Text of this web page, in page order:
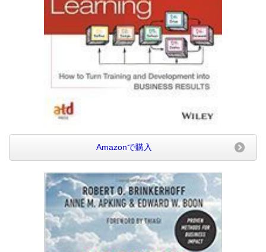
Amazonで購入